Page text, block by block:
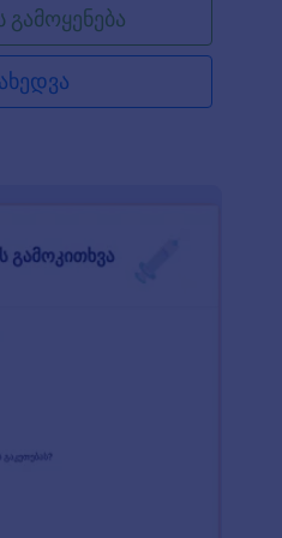
უბრალოდ
და ჩასვით ფორმა
ლინკის
პაციენტებს თქვენი
ატვირთეთ თქვენი
100+
გაუგზავნოთ
სხვა ონლაინ
Google Drive, Dropbox
ასევე გთავაზობთ
უზრუნველყოთ